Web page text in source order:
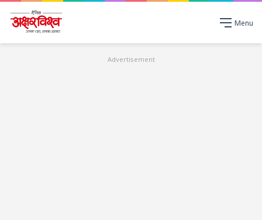
Menu
Advertisement